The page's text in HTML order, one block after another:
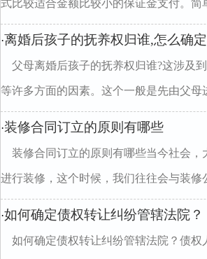
式比较适合金额比较小的保证金支付。简
·离婚后孩子的抚养权归谁,怎么确
父母离婚后孩子的抚养权归谁?这涉及
等许多方面的因素。这个一般是先由父母
·装修合同订立的原则有哪些
装修合同订立的原则有哪些当今社会
进行装修，这个时候，我们往往会与装修
·如何确定债权转让纠纷管辖法院？
如何确定债权转让纠纷管辖法院？债